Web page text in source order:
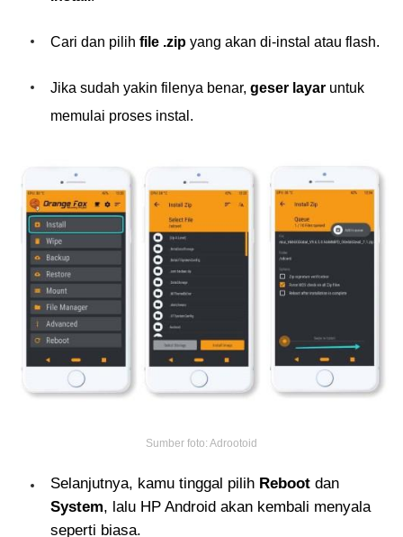
Cari dan pilih file .zip yang akan di-instal atau flash.
Jika sudah yakin filenya benar, geser layar untuk
memulai proses instal.
Sumber foto: Adrootoid
Selanjutnya, kamu tinggal pilih Reboot dan
System, lalu HP Android akan kembali menyala
seperti biasa.